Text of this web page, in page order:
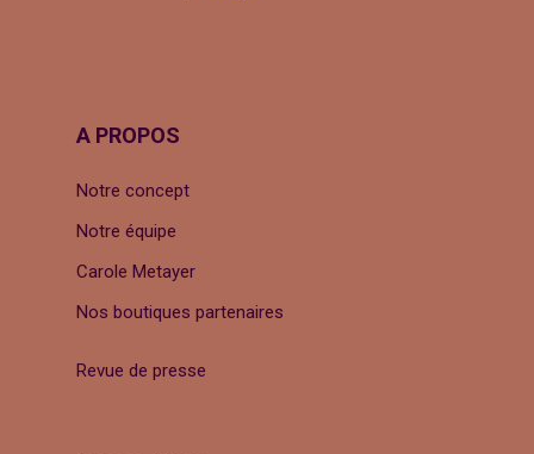
A PROPOS
Notre concept
Notre équipe
Carole Metayer
Nos boutiques partenaires
Revue de presse